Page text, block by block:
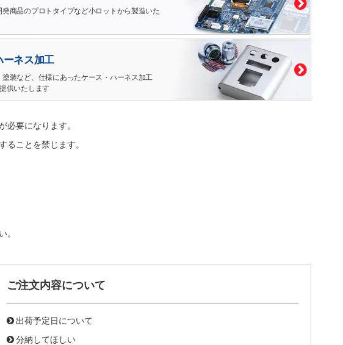
商品のプロトタイプなど小ロットから製造いた
ーネス加工
塗装など、仕様にあったケース・ハーネス加工
供いたします
要になります。
ことを禁じます。
。
ご注文内容について
出荷予定日について
分納してほしい